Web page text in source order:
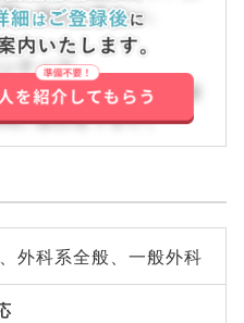
い合わせ下さい。
ティブ
問い合わせ下さい。詳
問い合わせ下さい。
外科系全般、一般外科